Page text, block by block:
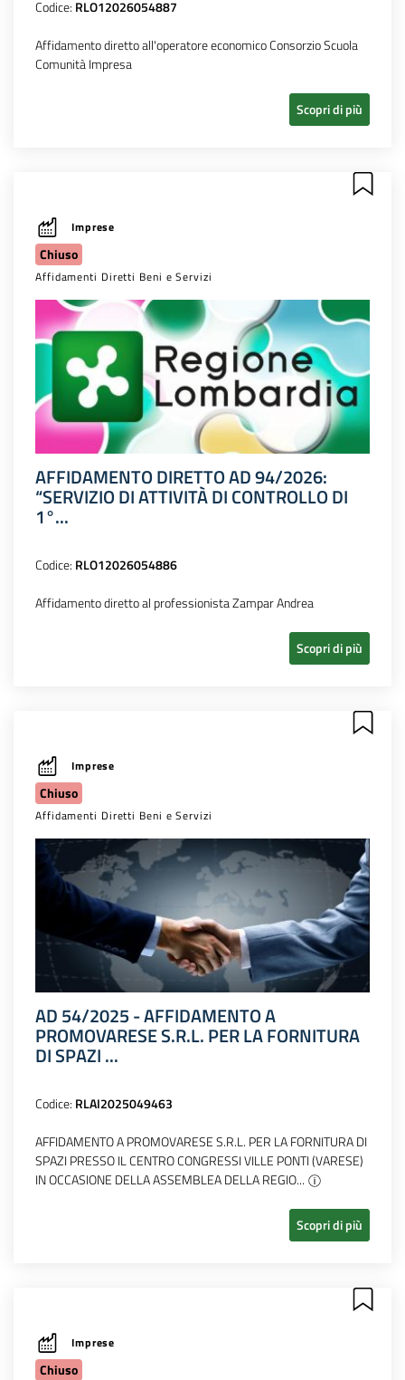
Codice: RLO12026054887
Affidamento diretto all'operatore economico Consorzio Scuola
Comunità Impresa
Scopri di più
Imprese
Chiuso
Affidamenti Diretti Beni e Servizi
AFFIDAMENTO DIRETTO AD 94/2026:
“SERVIZIO DI ATTIVITÀ DI CONTROLLO DI
1°...
Codice: RLO12026054886
Affidamento diretto al professionista Zampar Andrea
Scopri di più
Imprese
Chiuso
Affidamenti Diretti Beni e Servizi
AD 54/2025 - AFFIDAMENTO A
PROMOVARESE S.R.L. PER LA FORNITURA
DI SPAZI ...
Codice: RLAI2025049463
AFFIDAMENTO A PROMOVARESE S.R.L. PER LA FORNITURA DI
SPAZI PRESSO IL CENTRO CONGRESSI VILLE PONTI (VARESE)
IN OCCASIONE DELLA ASSEMBLEA DELLA REGIO...
Scopri di più
Imprese
Chiuso